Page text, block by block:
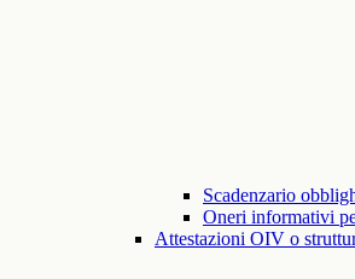
Scadenzario
Oneri informativi
Attestazioni OIV o